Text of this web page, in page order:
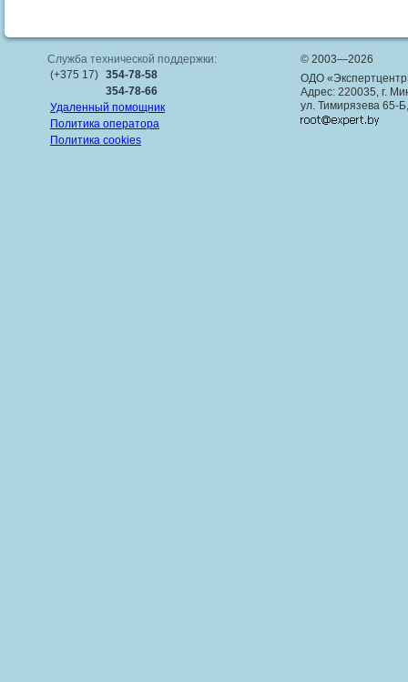
Служба технической поддержки:
(+375 17) 354-78-58
354-78-66
Удаленный помощник
Политика оператора
Политика cookies
© 2003—2026
ОДО
Адрес: 220035, г.
ул. Тимирязева 65-